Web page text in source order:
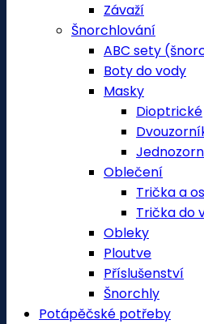
Závaží
Šnorchlování
ABC sety
Boty do vody
Masky
Dioptrické
Oblečení
Trička a
Trička do
Obleky
Ploutve
Příslušenství
Šnorchly
Potápěčské potřeby